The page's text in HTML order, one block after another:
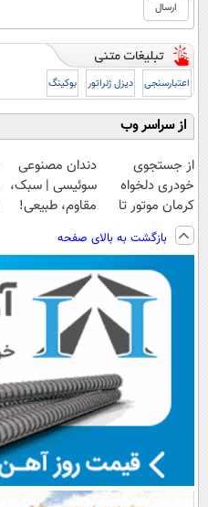
اعتبارسنجی دیزل ژنراتور بوکینگ
از سراسر وب
از جستجوی
خودری دلخواه
کرمان موتور تا
فروش آن،
ساده، بی واسطه
و مستقیم
دندان مصنوعی
سوئیسی | سبک،
مقاوم، طبیعی!
رایگان+پرداخت
اقساطی😍
بازگشت به بالای صفحه